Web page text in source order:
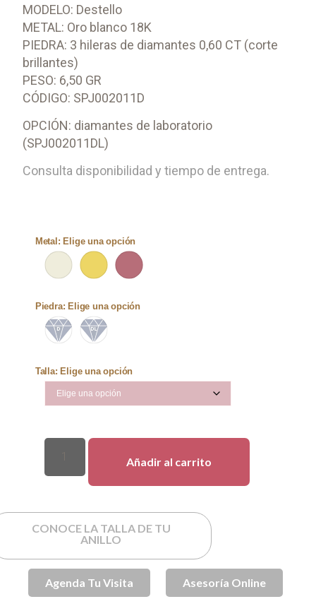
MODELO: Destello
METAL: Oro blanco 18K
PIEDRA: 3 hileras de diamantes 0,60 CT (corte
brillantes)
PESO: 6,50 GR
CÓDIGO: SPJ002011D
OPCIÓN: diamantes de laboratorio
(SPJ002011DL)
Consulta disponibilidad y tiempo de entrega.
Metal : Elige una opción
Piedra: Elige una opción
Talla: Elige una opción
Añadir al carrito
CONOCE LA TALLA DE TU
ANILLO
Agenda Tu Visita Asesoría Online